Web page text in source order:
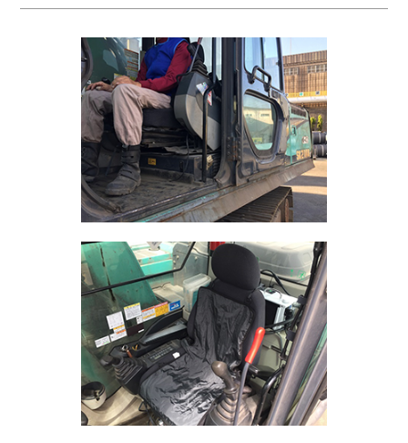
冷却効果
（シートタイプ）
製品一覧
用途一覧
導入事例
お問い合わせ